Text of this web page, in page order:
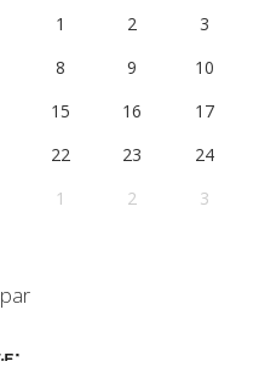
1 2
3
8 9
10
15 16
17
22 23
24
1 2 3